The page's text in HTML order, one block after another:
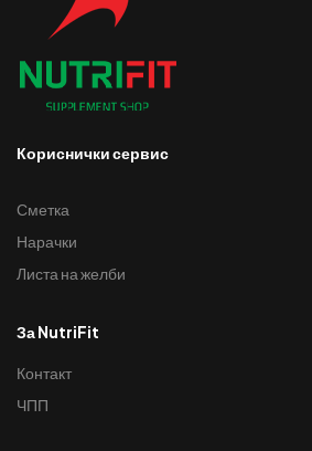
Кориснички сервис
Сметка
Нарачки
Листа на желби
За NutriFit
Контакт
ЧПП